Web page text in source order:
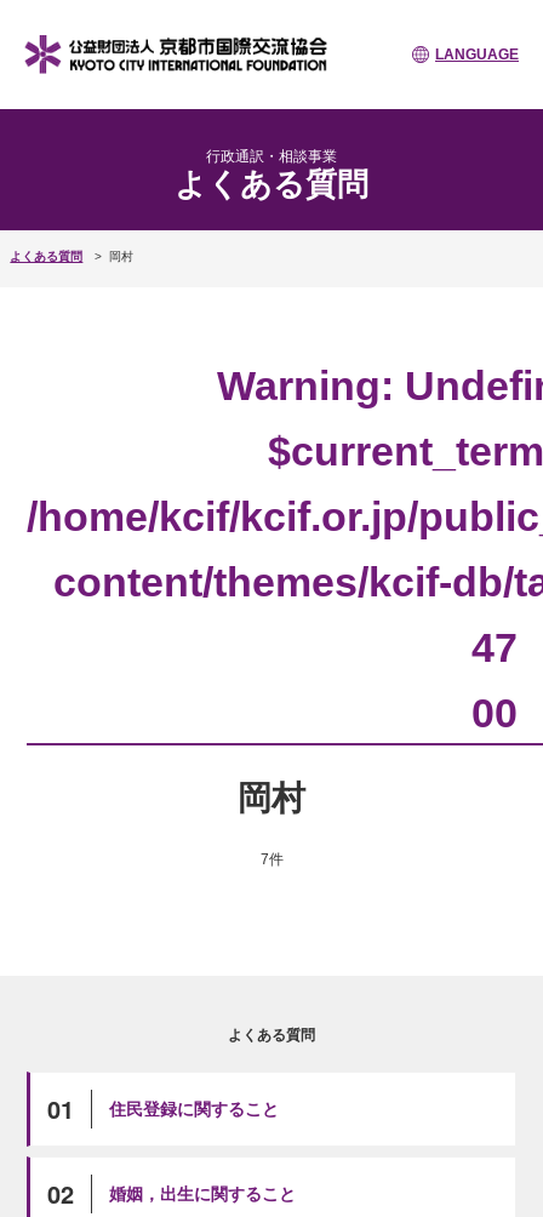
LANGUAGE
行政通訳・相談事業
よくある質問
よくある質問 岡村
Warning:
/home/kcif/kcif.or.jp/
content/themes/kcif-db/
47
00
岡村
7件
よくある質問
01 住民登録に関すること
02 婚姻，出生に関すること